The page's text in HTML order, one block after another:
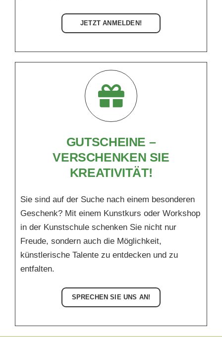
JETZT ANMELDEN!
GUTSCHEINE –
VERSCHENKEN SIE
KREATIVITÄT!
Sie sind auf der Suche nach einem besonderen
Geschenk? Mit einem Kunstkurs oder Workshop
in der Kunstschule schenken Sie nicht nur
Freude, sondern auch die Möglichkeit,
künstlerische Talente zu entdecken und zu
entfalten.
SPRECHEN SIE UNS AN!